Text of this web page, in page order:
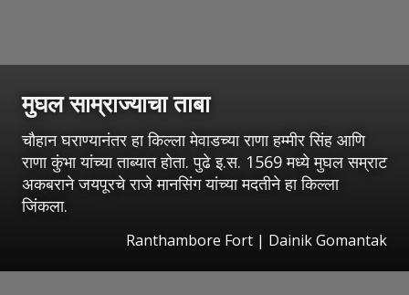
मुघल साम्राज्याचा ताबा
चौहान घराण्यानंतर हा किल्ला मेवाडच्या राणा हम्मीर सिंह आणि
राणा कुंभा यांच्या ताब्यात होता. पुढे इ.स. 1569 मध्ये मुघल सम्राट
अकबराने जयपूरचे राजे मानसिंग यांच्या मदतीने हा किल्ला
जिंकला.
Ranthambore Fort | Dainik Gomantak